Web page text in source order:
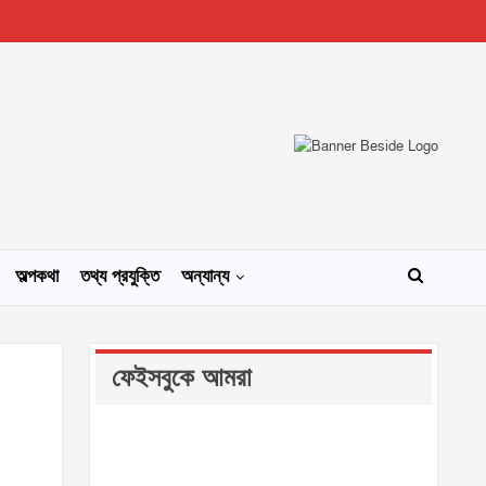
অল্পকথা তথ্য প্রযুক্তি অন্যান্য
ফেইসবুকে আমরা